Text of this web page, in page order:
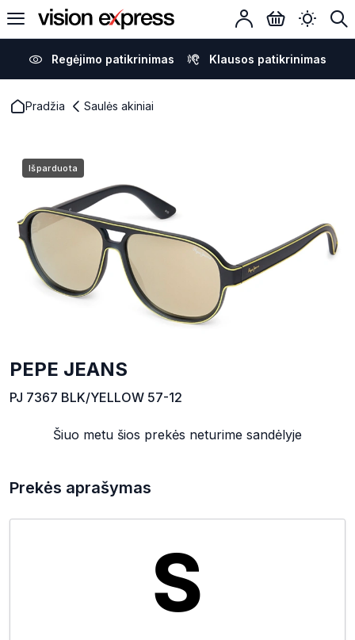
Regėjimo patikrinimas Klausos patikrinimas
Pradžia Saulės akiniai
Išparduota
PEPE JEANS
PJ 7367 BLK/YELLOW 57-12
Šiuo metu šios prekės neturime sandėlyje
Prekės aprašymas